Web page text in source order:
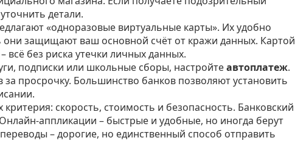
детали.
«одноразовые виртуальные карты». Их удобно
они защищают ваш основной счёт от кражи данных. Картой
без риска утечки личных данных.
подписки или школьные сборы, настройтеавтоплатеж.
просрочку. Большинство банков позволяют установить
скорость, стоимость и безопасность. Банковский
– быстрые и удобные, но иногда берут
– дорогие, но единственный способ отправить